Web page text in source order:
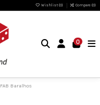
Wishlist (0) Compare (0)
0
FAB Baralhos